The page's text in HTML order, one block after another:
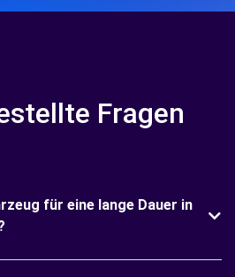
Fragen
für eine lange Dauer in